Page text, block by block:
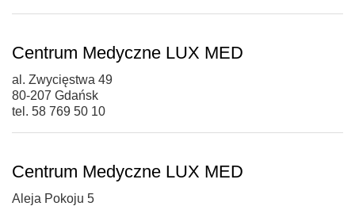
Centrum Medyczne LUX MED
al. Zwycięstwa 49
80-207 Gdańsk
tel. 58 769 50 10
Centrum Medyczne LUX MED
Aleja Pokoju 5